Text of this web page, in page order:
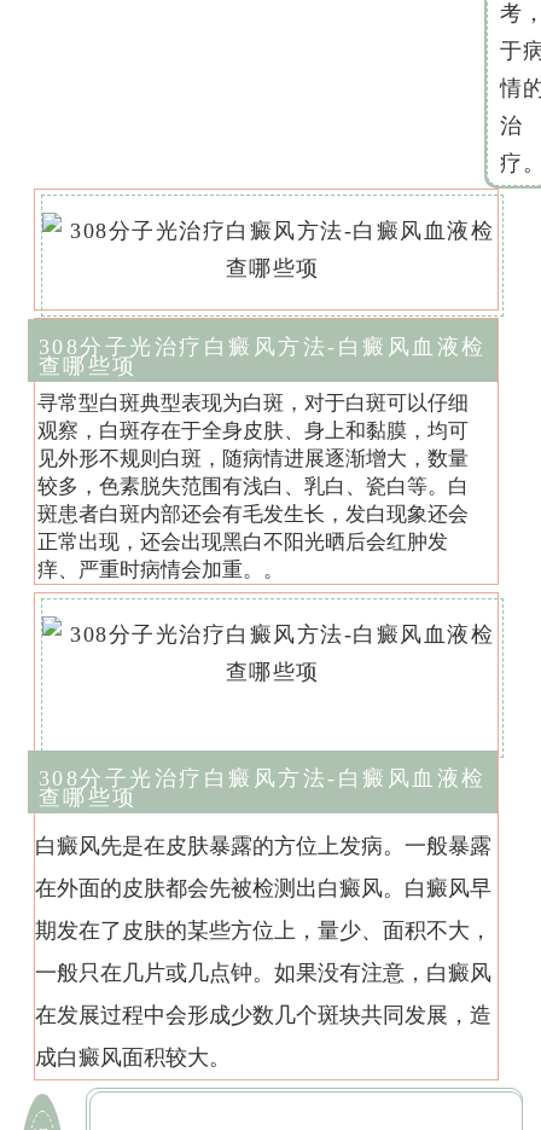
考
于
情
治
疗
308分子光治疗白癜风方法-白癜风血液检
查哪些项
寻常型白斑典型表现为白斑，对于白斑可以仔细
观察，白斑存在于全身皮肤、身上和黏膜，均可
见外形不规则白斑，随病情进展逐渐增大，数量
较多，色素脱失范围有浅白、乳白、瓷白等。白
斑患者白斑内部还会有毛发生长，发白现象还会
正常出现，还会出现黑白不阳光晒后会红肿发
痒、严重时病情会加重。。
308分子光治疗白癜风方法-白癜风血液检
查哪些项
白癜风先是在皮肤暴露的方位上发病。一般暴露
在外面的皮肤都会先被检测出白癜风。白癜风早
期发在了皮肤的某些方位上，量少、面积不大，
一般只在几片或几点钟。如果没有注意，白癜风
在发展过程中会形成少数几个斑块共同发展，造
成白癜风面积较大。